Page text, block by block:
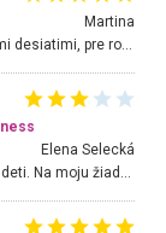
Martina
Nádherné miesto ktoré odporúčam navštíviť všetkými desiatimi, pre rodiny s deťmi, dôchodcom... Proste a jednoducho ozaj rozprávkový les.. určite ešte prídeme. Odniesli sme si na pamiatku krásne tričká,
Elena Selecká
Kútik výborný, ale hlučná hudba úplne nevhodná pre deti. Na moju žiadosť o aspoň sušenie nereagovali.